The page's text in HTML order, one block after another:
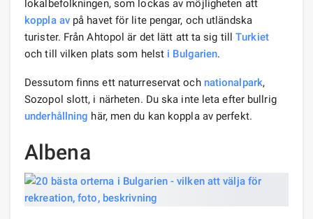
lokalbefolkningen, som lockas av möjligheten att
koppla avpå havet för lite pengar, och utländska
turister. Från Ahtopol är det lätt att ta sig tillTurkiet
och till vilken plats som helst i Bulgarien.
Dessutom finns ett naturreservat och nationalpark,
Sozopol slott, i närheten. Du ska inte leta efter bullrig
underhållning här, men du kan koppla av perfekt.
Albena